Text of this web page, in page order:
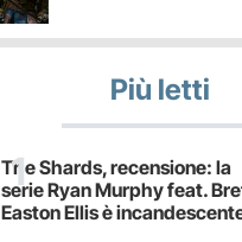
Più letti
The Shards, recensione: la
serie Ryan Murphy feat.
Easton Ellis è